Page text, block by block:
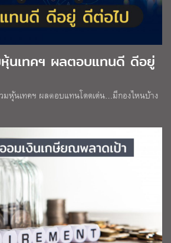
นเทคฯ ผลตอบแทนดี ดีอยู่
มหุ้นเทคฯ ผลตอบแทนโดดเด่น…มีกองไหนบ้าง